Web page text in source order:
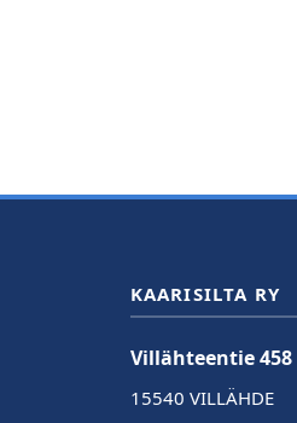
KAARISILTA RY
Villähteentie 458
15540 VILLÄHDE